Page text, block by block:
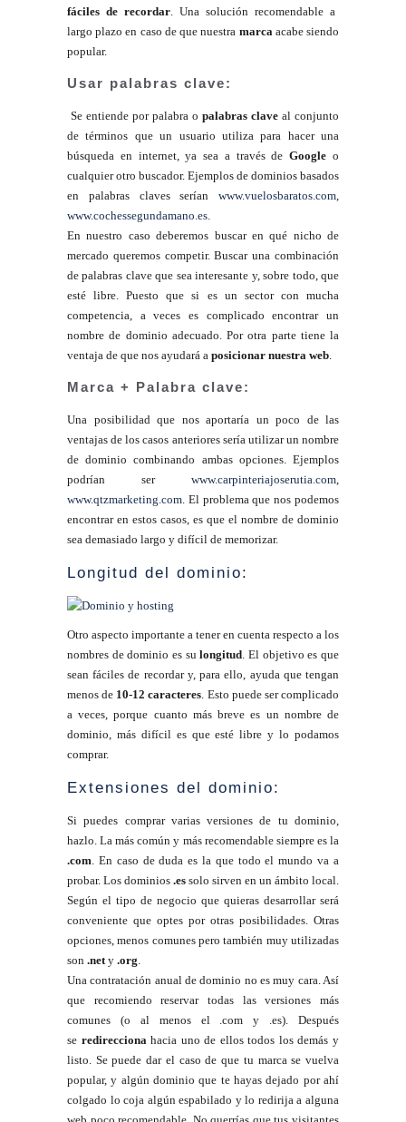
fáciles de recordar. Una solución recomendable a
largo plazo en caso de que nuestra marcaacabe siendo
popular.
Usar palabras clave:
Se entiende por palabra o palabras clave al conjunto
de términos que un usuario utiliza para hacer una
búsqueda en internet, ya sea a través deGoogle o
cualquier otro buscador. Ejemplos de dominios basados
en palabras claves serían www.vuelosbaratos.com,
www.cochessegundamano.es.
En nuestro caso deberemos buscar en qué nicho de
mercado queremos competir. Buscar una combinación
de palabras clave que sea interesante y, sobre todo, que
esté libre. Puesto que si es un sector con mucha
competencia, a veces es complicado encontrar un
nombre de dominio adecuado. Por otra parte tiene la
ventaja de que nos ayudará a posicionar nuestra web.
Marca + Palabra clave:
Una posibilidad que nos aportaría un poco de las
ventajas de los casos anteriores sería utilizar un nombre
de dominio combinando ambas opciones. Ejemplos
podrían ser www.carpinteriajoserutia.com,
www.qtzmarketing.com. El problema que nos podemos
encontrar en estos casos, es que el nombre de dominio
sea demasiado largo y difícil de memorizar.
Longitud del dominio:
Otro aspecto importante a tener en cuenta respecto a los
nombres de dominio es sulongitud. El objetivo es que
sean fáciles de recordar y, para ello, ayuda que tengan
menos de 10-12 caracteres. Esto puede ser complicado
a veces, porque cuanto más breve es un nombre de
dominio, más difícil es que esté libre y lo podamos
comprar.
Extensiones del dominio:
Si puedes comprar varias versiones de tu dominio,
hazlo. La más común y más recomendable siempre es la
.com. En caso de duda es la que todo el mundo va a
probar. Los dominios .es solo sirven en un ámbito local.
Según el tipo de negocio que quieras desarrollar será
conveniente que optes por otras posibilidades. Otras
opciones, menos comunes pero también muy utilizadas
son .nety .org.
Una contratación anual de dominio no es muy cara. Así
que recomiendo reservar todas las versiones más
comunes (o al menos el .com y .es). Después
se redireccionahacia uno de ellos todos los demás y
listo. Se puede dar el caso de que tu marca se vuelva
popular, y algún dominio que te hayas dejado por ahí
colgado lo coja algún espabilado y lo redirija a alguna